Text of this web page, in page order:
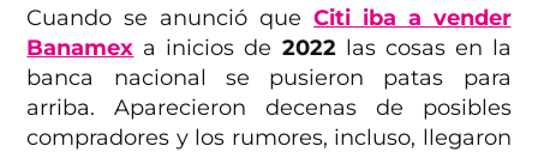
Cuando se anunció que Citi iba a vender
Banamex a inicios de 2022las cosas en la
banca nacional se pusieron patas para
arriba. Aparecieron decenas de posibles
compradores y los rumores, incluso, llegaron